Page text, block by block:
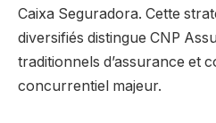
Caixa Seguradora. Cette
diversifiés distingue CNP
traditionnels d’assurance et
concurrentiel majeur.